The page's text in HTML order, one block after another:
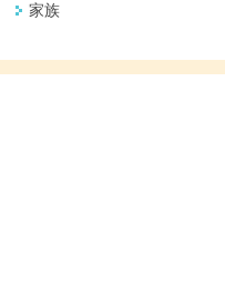
家族